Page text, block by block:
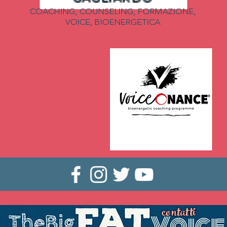
COACHING, COUNSELING, FORMAZIONE,
VOICE, BIOENERGETICA
contatti